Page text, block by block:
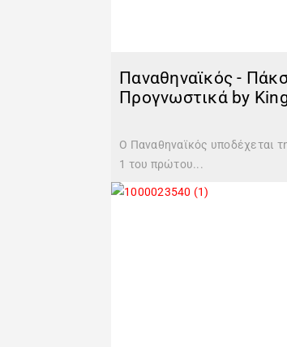
Παναθηναϊκός -
Προγνωστικά by
Ο Παναθηναϊκός υποδέχεται
1 του πρώτου...